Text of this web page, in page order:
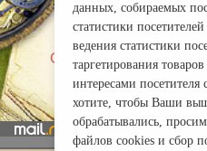
О нас |
данных, собираемых
статистики
ведения статистики
таргетирования
интересами
хотите, чтобы Ваши
обрабатывались,
файлов cookies и сбор